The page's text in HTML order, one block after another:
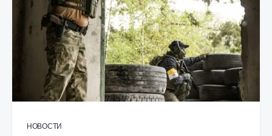
НОВОСТИ